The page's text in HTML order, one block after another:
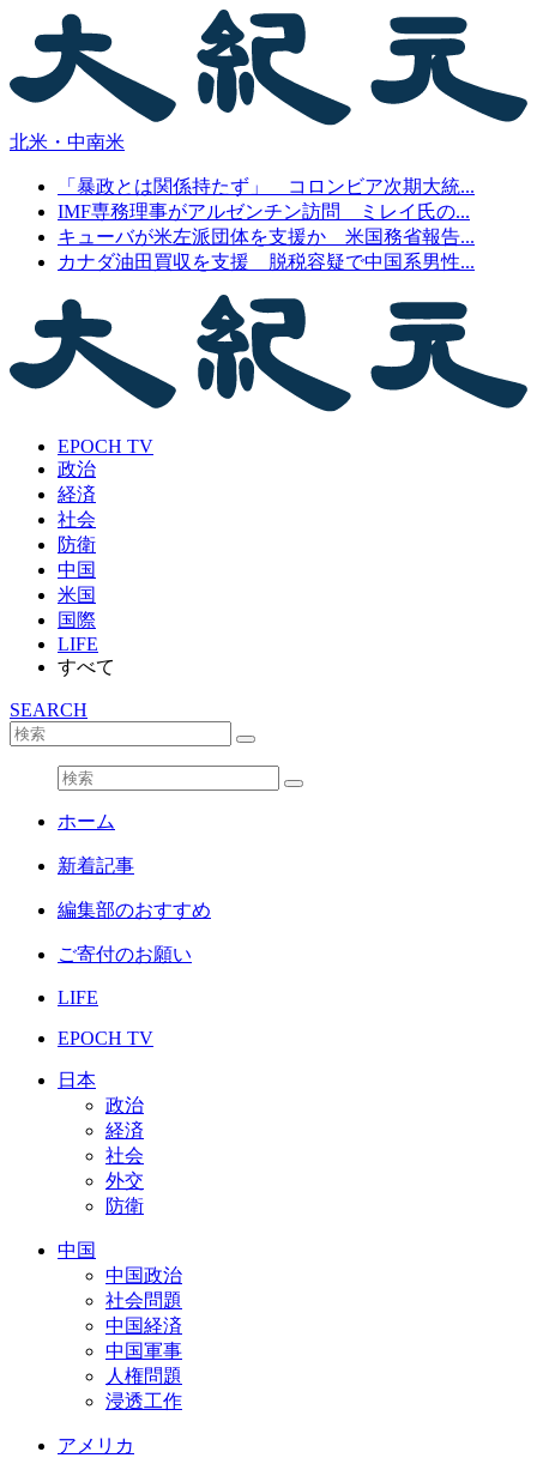
北米・中南米
「暴政とは関係持たず」 コロンビア次期大統...
IMF専務理事がアルゼンチン訪問 ミレイ氏の...
キューバが米左派団体を支援か 米国務省報告...
カナダ油田買収を支援 脱税容疑で中国系男性...
EPOCH TV
政治
経済
社会
防衛
中国
米国
国際
LIFE
すべて
SEARCH
ホーム
新着記事
編集部のおすすめ
ご寄付のお願い
LIFE
EPOCH TV
日本
政治
経済
社会
外交
防衛
中国
中国政治
社会問題
中国経済
中国軍事
人権問題
浸透工作
アメリカ